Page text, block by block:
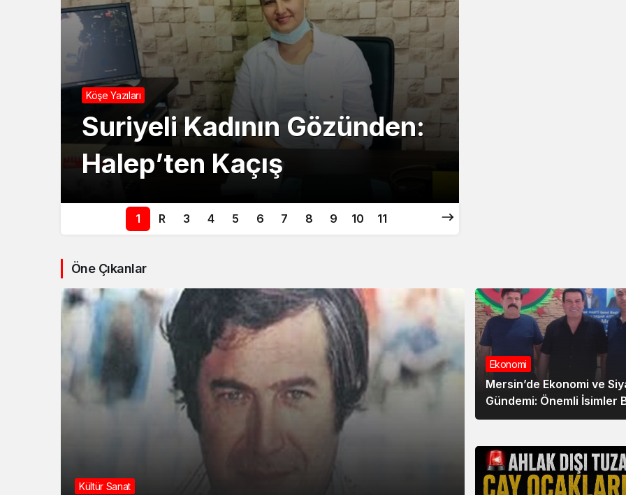
Köşe Yazıları
Suriyeli Kadının Gözünden:
Halep’ten Kaçış
1 3 4 5 6 7 8 9 10 11
Öne Çıkanlar
Kültür Sanat
Ekonomi
Mersin’de Ekonomi ve
Gündemi: Önemli İsimler
Araya Geldi